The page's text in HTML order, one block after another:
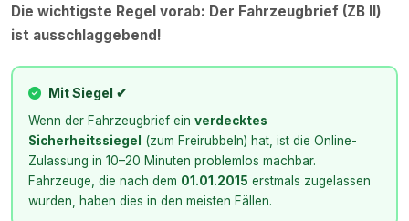
Die wichtigste Regel vorab: Der Fahrzeugbrief (ZB II)
ist ausschlaggebend!
Mit Siegel ✔
Wenn der Fahrzeugbrief einverdecktes
Sicherheitssiegel
(zum Freirubbeln) hat, ist die Online-
Zulassung in 10–20 Minuten problemlos machbar.
Fahrzeuge, die nach dem 01.01.2015 erstmals zugelassen
wurden, haben dies in den meisten Fällen.